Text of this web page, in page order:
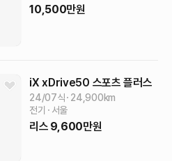
10,500만원
iX xDrive50 스포츠 플러스
24/07식 24,900km
전기
서울
리스 9,600만원